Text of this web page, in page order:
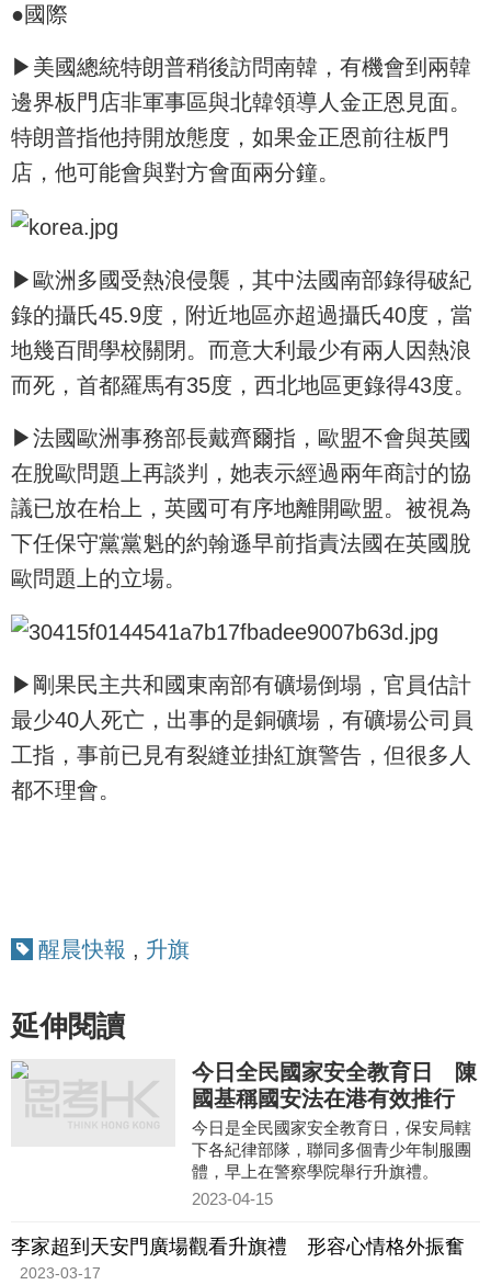
●國際
▶美國總統特朗普稍後訪問南韓，有機會到兩韓
邊界板門店非軍事區與北韓領導人金正恩見面。
特朗普指他持開放態度，如果金正恩前往板門
店，他可能會與對方會面兩分鐘。
▶歐洲多國受熱浪侵襲，其中法國南部錄得破紀
錄的攝氏45.9度，附近地區亦超過攝氏40度，當
地幾百間學校關閉。而意大利最少有兩人因熱浪
而死，首都羅馬有35度，西北地區更錄得43度。
▶法國歐洲事務部長戴齊爾指，歐盟不會與英國
在脫歐問題上再談判，她表示經過兩年商討的協
議已放在枱上，英國可有序地離開歐盟。被視為
下任保守黨黨魁的約翰遜早前指責法國在英國脫
歐問題上的立場。
▶剛果民主共和國東南部有礦場倒塌，官員估計
最少40人死亡，出事的是銅礦場，有礦場公司員
工指，事前已見有裂縫並掛紅旗警告，但很多人
都不理會。
醒晨快報 , 升旗
延伸閱讀
今日全民國家安全教育日 陳
國基稱國安法在港有效推行
今日是全民國家安全教育日，保安局轄
下各紀律部隊，聯同多個青少年制服團
體，早上在警察學院舉行升旗禮。
2023-04-15
李家超到天安門廣場觀看升旗禮 形容心情格外振奮
2023-03-17